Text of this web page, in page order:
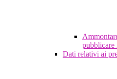
pubblicare
Dati relativi ai